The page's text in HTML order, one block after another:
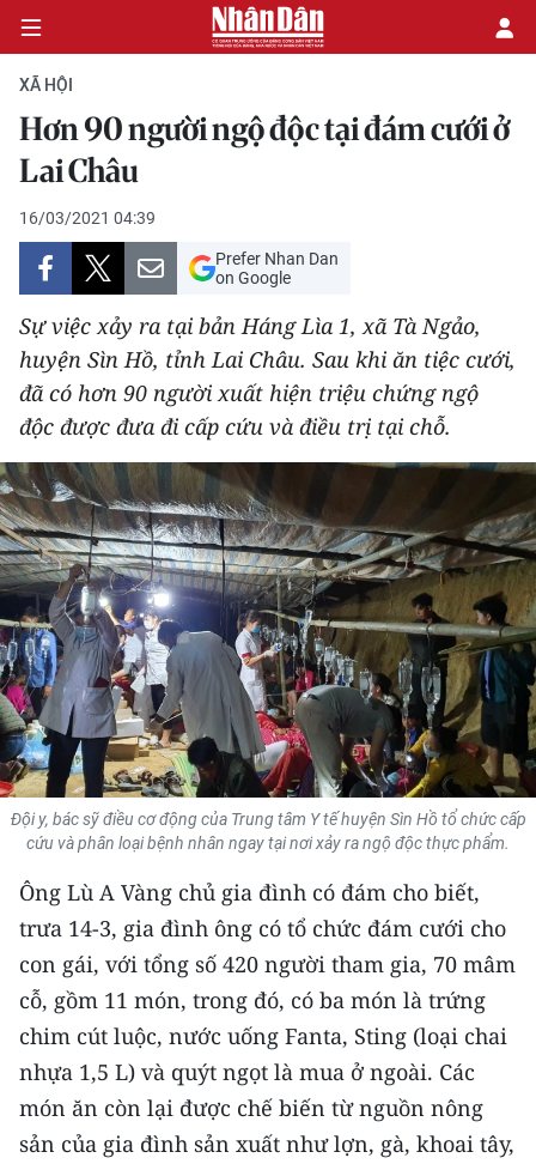
CHÍNH TRỊ
KINH TẾ
VĂN HÓA
XÃ HỘI
PHÁP LUẬT
THẾ GIỚI
THỂ THAO
GIÁO DỤC
Y TẾ
KHOA HỌC - CÔNG NGHỆ
MÔI TRƯỜNG
BẠN ĐỌC
KIỂM CHỨNG THÔNG TIN
TRI THỨC CHUYÊN SÂU
54 DÂN TỘC VIỆT NAM
CHƯƠNG TRÌNH OCOP - MỖI XÃ
MỘT SẢN PHẨM
XÃ HỘI
Hơn 90 người ngộ độc tại đám cưới ở
Lai Châu
16/03/2021 04:39
Prefer Nhan Dan
on Google
Sự việc xảy ra tại bản Háng Lìa 1, xã Tà Ngảo,
huyện Sìn Hồ, tỉnh Lai Châu. Sau khi ăn tiệc cưới,
đã có hơn 90 người xuất hiện triệu chứng ngộ
độc được đưa đi cấp cứu và điều trị tại chỗ.
Đội y, bác sỹ điều cơ động của Trung tâm Y tế huyện Sìn Hồ tổ chức cấp
cứu và phân loại bệnh nhân ngay tại nơi xảy ra ngộ độc thực phẩm.
Ông Lù A Vàng chủ gia đình có đám cho biết,
trưa 14-3, gia đình ông có tổ chức đám cưới cho
con gái, với tổng số 420 người tham gia, 70 mâm
cỗ, gồm 11 món, trong đó, có ba món là trứng
chim cút luộc, nước uống Fanta, Sting (loại chai
nhựa 1,5 L) và quýt ngọt là mua ở ngoài. Các
món ăn còn lại được chế biến từ nguồn nông
sản của gia đình sản xuất như lợn, gà, khoai tây,